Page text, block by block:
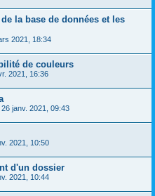
la base de données et les
2021, 18:34
de couleurs
2021, 16:36
26 janv. 2021, 09:43
2021, 10:50
d'un dossier
2021, 10:44